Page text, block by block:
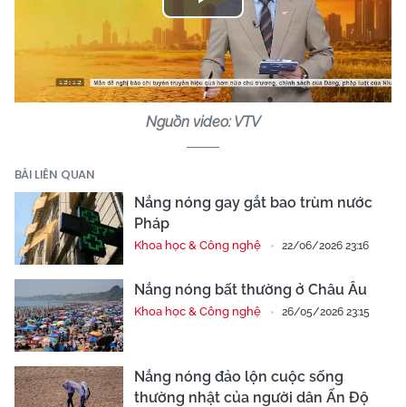
Play
Video
Nguồn video: VTV
BÀI LIÊN QUAN
Nắng nóng gay gắt bao trùm nước
Pháp
Khoa học & Công nghệ 22/06/2026 23:16
Nắng nóng bất thường ở Châu Âu
Khoa học & Công nghệ 26/05/2026 23:15
Nắng nóng đảo lộn cuộc sống
thường nhật của người dân Ấn Độ